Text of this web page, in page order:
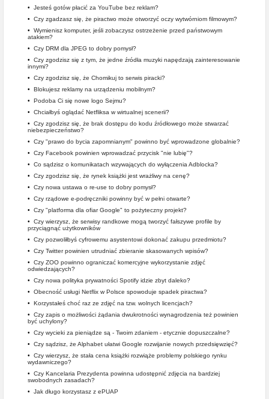
• Jesteś gotów płacić za YouTube bez reklam?
• Czy zgadzasz się, że piractwo może otworzyć oczy wytwórniom filmowym?
• Wymienisz komputer, jeśli zobaczysz ostrzeżenie przed państwowym
atakiem?
• Czy DRM dla JPEG to dobry pomysł?
• Czy zgodzisz się z tym, że jedne źródła muzyki napędzają zainteresowanie
innymi?
• Czy zgodzisz się, że Chomikuj to serwis piracki?
• Blokujesz reklamy na urządzeniu mobilnym?
• Podoba Ci się nowe logo Sejmu?
• Chciałbyś oglądać Netfliksa w wirtualnej scenerii?
• Czy zgodzisz się, że brak dostępu do kodu źródłowego może stwarzać
niebezpieczeństwo?
• Czy "prawo do bycia zapomnianym" powinno być wprowadzone globalnie?
• Czy Facebook powinien wprowadzać przycisk "nie lubię"?
• Co sądzisz o komunikatach wzywających do wyłączenia Adblocka?
• Czy zgodzisz się, że rynek książki jest wrażliwy na cenę?
• Czy nowa ustawa o re-use to dobry pomysł?
• Czy rządowe e-podręczniki powinny być w pełni otwarte?
• Czy "platforma dla ofiar Google" to pożyteczny projekt?
• Czy wierzysz, że serwisy randkowe mogą tworzyć fałszywe profile by
przyciągnąć użytkowników
• Czy pozwoliłbyś cyfrowemu asystentowi dokonać zakupu przedmiotu?
• Czy Twitter powinien utrudniać zbieranie skasowanych wpisów?
• Czy ZOO powinno ograniczać komercyjne wykorzystanie zdjęć
odwiedzających?
• Czy nowa polityka prywatności Spotify idzie zbyt daleko?
• Obecność usługi Netflix w Polsce spowoduje spadek piractwa?
• Korzystałeś choć raz ze zdjęć na tzw. wolnych licencjach?
• Czy zapis o możliwości żądania dwukrotności wynagrodzenia też powinien
być uchylony?
• Czy wycieki za pieniądze są - Twoim zdaniem - etycznie dopuszczalne?
• Czy sądzisz, że Alphabet ułatwi Google rozwijanie nowych przedsięwzięć?
• Czy wierzysz, że stała cena książki rozwiąże problemy polskiego rynku
wydawniczego?
• Czy Kancelaria Prezydenta powinna udostępnić zdjęcia na bardziej
swobodnych zasadach?
• Jak długo korzystasz z ePUAP